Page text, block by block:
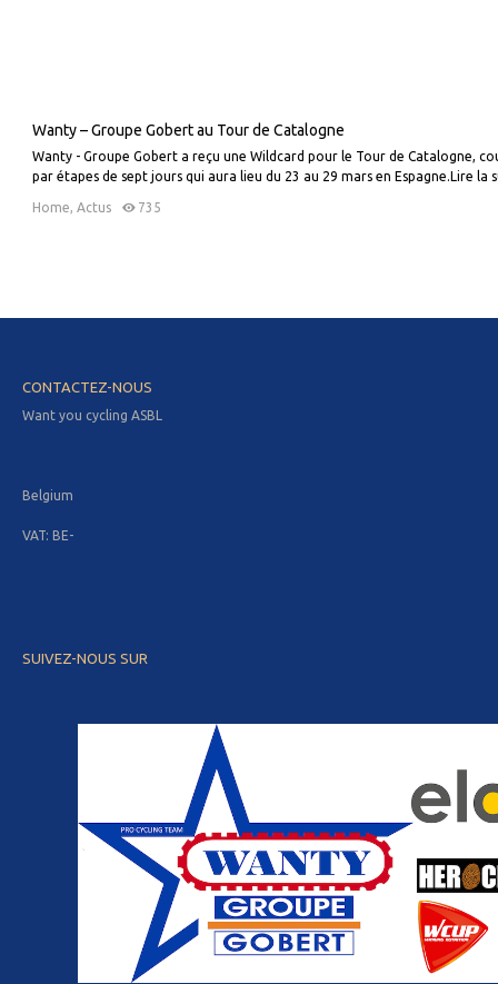
Wanty – Groupe Gobert au Tour de Catalogne
Wanty - Groupe Gobert a reçu une Wildcard pour le Tour de Catalogne,
par étapes de sept jours qui aura lieu du 23 au 29 mars en Espagne.Lire la
Home,Actus 735
CONTACTEZ-NOUS
Want you cycling ASBL
Belgium
VAT: BE-
SUIVEZ-NOUS SUR